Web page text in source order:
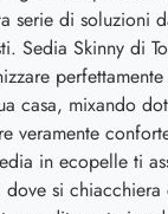
serie di soluzioni
Sedia Skinny di
casa, mixando
veramente
in ecopelle ti
si